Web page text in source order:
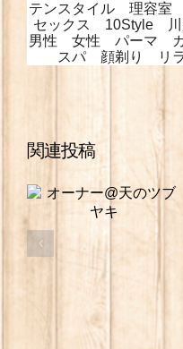
テンスタイル 理容
セックス 10Style
男性 女性 パーマ
スパ 顔剃り リ
関連投稿